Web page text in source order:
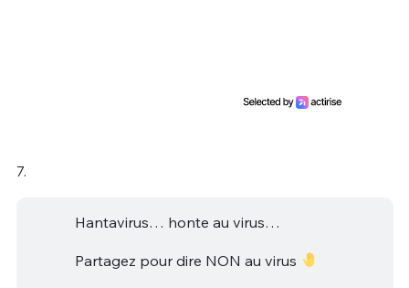
7.
Hantavirus… honte au virus…
Partagez pour dire NON au virus